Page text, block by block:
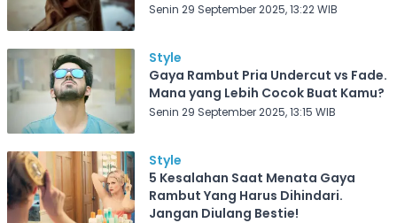
Senin 29 September 2025, 13:22 WIB
Style
Gaya Rambut Pria Undercut vs Fade.
Mana yang Lebih Cocok Buat Kamu?
Senin 29 September 2025, 13:15 WIB
Style
5 Kesalahan Saat Menata Gaya
Rambut Yang Harus Dihindari.
Jangan Diulang Bestie!